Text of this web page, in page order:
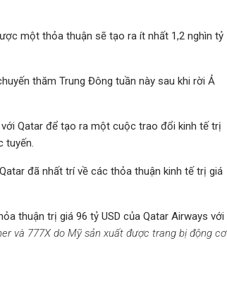
một thỏa thuận sẽ tạo ra ít nhất 1,2 nghìn tỷ
thăm Trung Đông tuần này sau khi rời Ả
Qatar để tạo ra một cuộc trao đổi kinh tế trị
tuyến.
đã nhất trí về các thỏa thuận kinh tế trị giá
thuận trị giá 96 tỷ USD của Qatar Airways với
và 777X do Mỹ sản xuất được trang bị động cơ